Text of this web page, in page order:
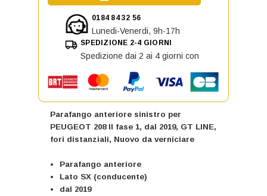
Parafango anteriore sinistro per
PEUGEOT 208 II fase 1, dal 2019, GT LINE,
fori distanziali, Nuovo da verniciare
Parafango anteriore
Lato SX (conducente)
dal 2019
0184 84 32 56
Lunedi-Venerdi, 9h-17h
SPEDIZIONE 2-4 GIORNI
Spedizione dai 2 ai 4 giorni con